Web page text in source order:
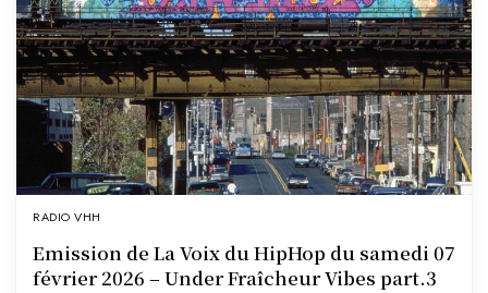
RADIO VHH
Emission de La Voix du HipHop du samedi 07
février 2026 – Under Fraîcheur Vibes part.3